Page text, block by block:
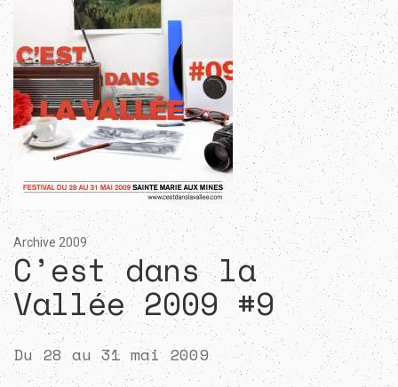
Archive 2009
C’est dans la
Vallée 2009 #9
Du 28 au 31 mai 2009